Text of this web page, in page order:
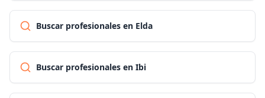
Buscar profesionales en Elda
Buscar profesionales en Ibi